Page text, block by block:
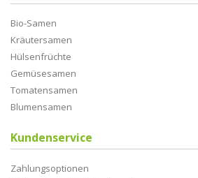
Bio-Samen
Kräutersamen
Hülsenfrüchte
Gemüsesamen
Tomatensamen
Blumensamen
Kundenservice
Zahlungsoptionen